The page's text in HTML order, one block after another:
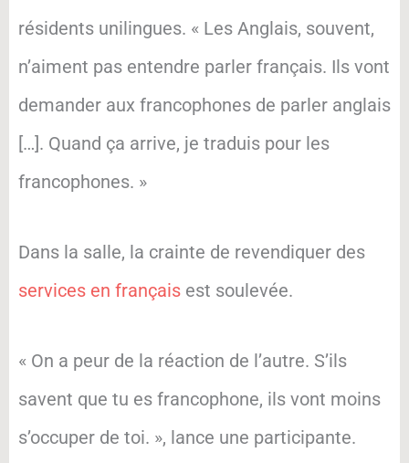
résidents unilingues. « Les Anglais, souvent,
n’aiment pas entendre parler français. Ils vont
demander aux francophones de parler anglais
[…]. Quand ça arrive, je traduis pour les
francophones. »
Dans la salle, la crainte de revendiquer des
services en français est soulevée.
« On a peur de la réaction de l’autre. S’ils
savent que tu es francophone, ils vont moins
s’occuper de toi. », lance une participante.